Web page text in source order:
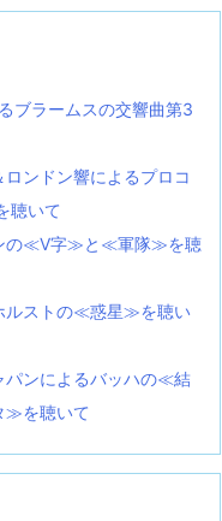
ブラームスの交響曲第3
ンドン響によるプロコ
聴いて
ンの≪V字≫と≪軍隊≫を聴
ルストの≪惑星≫を聴い
パンによるバッハの≪結
≫を聴いて